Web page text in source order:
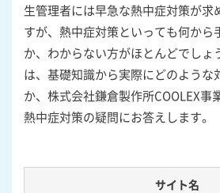
生管理者には早急な熱中症対策が求
すが、熱中症対策といっても何から
か、わからない方がほとんどでしょ
は、基礎知識から実際にどのような
か、株式会社鎌倉製作所COOLEX事
熱中症対策の疑問にお答えします。
サイト名